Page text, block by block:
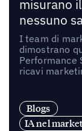
misurano
nessuno
I team di
dimostrano
Performance
ricavi
Blogs
IA nel